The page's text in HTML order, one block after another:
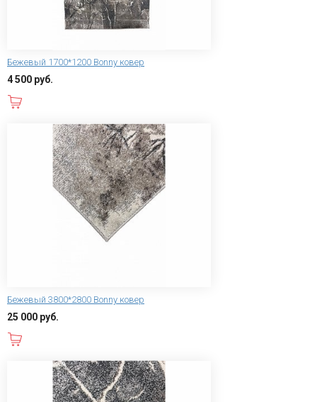
Бежевый 1700*1200 Bonny ковер
4 500 руб.
Бежевый 3800*2800 Bonny ковер
25 000 руб.